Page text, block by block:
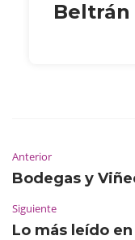
Beltrán
Anterior
Bodegas y
Siguiente
Lo más leído